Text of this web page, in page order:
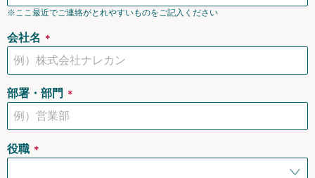
※ここ最近でご連絡がとれやすいものをご記入ください
会社名 ＊
部署・部門 ＊
役職 ＊